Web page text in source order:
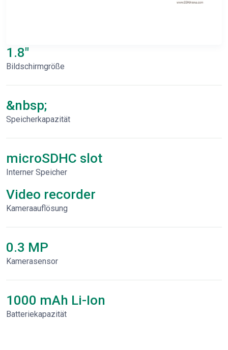
1.8"
Bildschirmgröße
&nbsp;
Speicherkapazität
microSDHC slot
Interner Speicher
Video recorder
Kameraauflösung
0.3 MP
Kamerasensor
1000 mAh Li-Ion
Batteriekapazität